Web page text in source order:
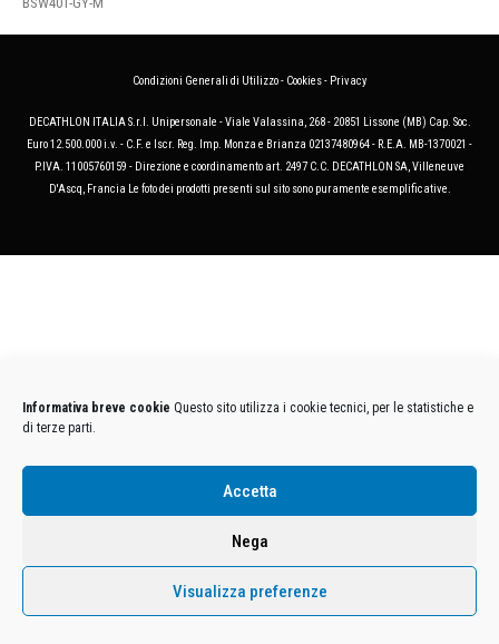
Informativa breve cookie Questo sito utilizza i cookie tecnici, per le statistiche e
di terze parti.
Accetta
Nega
Visualizza preferenze
Condizioni Generali di Utilizzo- Cookies- Privacy
DECATHLON ITALIA S.r.l. Unipersonale - Viale Valassina, 268 - 20851 Lissone (MB) Cap. Soc.
Euro 12.500.000 i.v. - C.F. e Iscr. Reg. Imp. Monza e Brianza 02137480964 - R.E.A. MB-1370021 -
P.IVA. 11005760159 - Direzione e coordinamento art. 2497 C.C. DECATHLON SA, Villeneuve
D'Ascq, Francia Le foto dei prodotti presenti sul sito sono puramente esemplificative.